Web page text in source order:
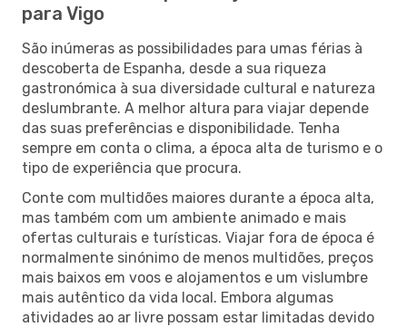
para Vigo
São inúmeras as possibilidades para umas férias à
descoberta de Espanha, desde a sua riqueza
gastronómica à sua diversidade cultural e natureza
deslumbrante. A melhor altura para viajar depende
das suas preferências e disponibilidade. Tenha
sempre em conta o clima, a época alta de turismo e o
tipo de experiência que procura.
Conte com multidões maiores durante a época alta,
mas também com um ambiente animado e mais
ofertas culturais e turísticas. Viajar fora de época é
normalmente sinónimo de menos multidões, preços
mais baixos em voos e alojamentos e um vislumbre
mais autêntico da vida local. Embora algumas
atividades ao ar livre possam estar limitadas devido